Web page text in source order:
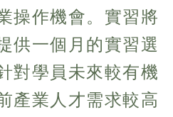
操作機會。實習將
供一個月的實習選
對學員未來較有機
產業人才需求較高